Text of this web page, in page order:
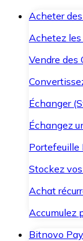
Acheter
Achetez
Vendre des
Échanger
Échangez
Portefeuille
Stockez
Achat
Accumulez
Bitnovo Pay